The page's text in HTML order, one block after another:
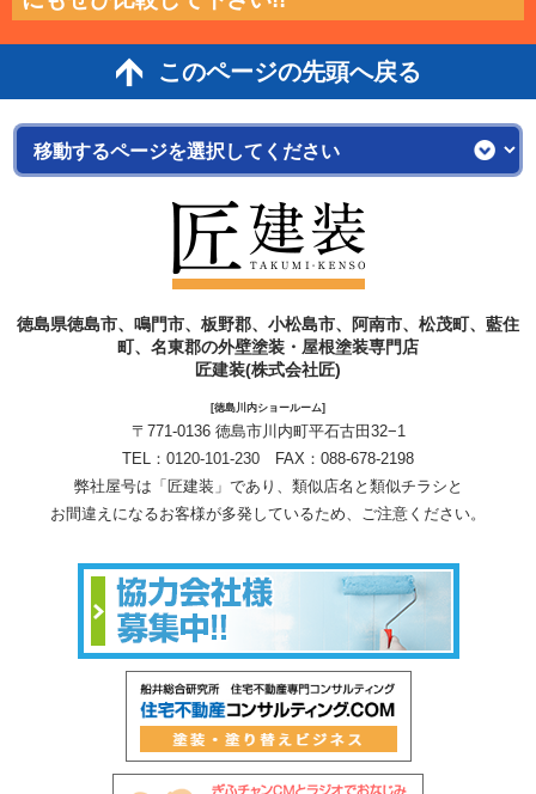
このページの先頭へ戻る
徳島県徳島市、鳴門市、板野郡、小松島市、阿南市、松茂町、藍住
町、名東郡の外壁塗装・屋根塗装専門店
匠建装(株式会社匠)
[徳島川内ショールーム]
〒771-0136 徳島市川内町平石古田32−1
TEL： 0120-101-230 FAX：088-678-2198
弊社屋号は「匠建装」であり、類似店名と類似チラシと
お間違えになるお客様が多発しているため、ご注意ください。